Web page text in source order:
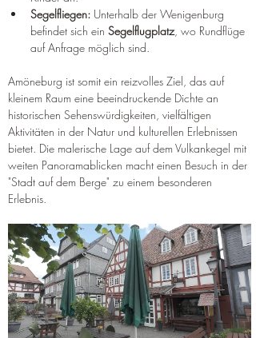
Segelfliegen: Unterhalb der Wenigenburg
befindet sich ein Segelflugplatz, wo Rundflüge
auf Anfrage möglich sind.
Amöneburg ist somit ein reizvolles Ziel, das auf
kleinem Raum eine beeindruckende Dichte an
historischen Sehenswürdigkeiten, vielfältigen
Aktivitäten in der Natur und kulturellen Erlebnissen
bietet. Die malerische Lage auf dem Vulkankegel mit
weiten Panoramablicken macht einen Besuch in der
"Stadt auf dem Berge" zu einem besonderen
Erlebnis.